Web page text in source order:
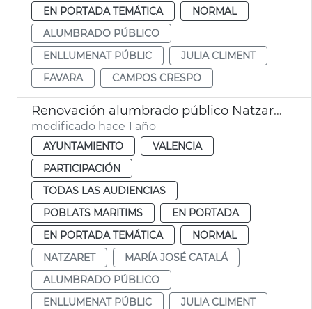
EN PORTADA TEMÁTICA
NORMAL
ALUMBRADO PÚBLICO
ENLLUMENAT PÚBLIC
JULIA CLIMENT
FAVARA
CAMPOS CRESPO
Renovación alumbrado público Natzaret
modificado hace 1 año
AYUNTAMIENTO
VALENCIA
PARTICIPACIÓN
TODAS LAS AUDIENCIAS
POBLATS MARITIMS
EN PORTADA
EN PORTADA TEMÁTICA
NORMAL
NATZARET
MARÍA JOSÉ CATALÁ
ALUMBRADO PÚBLICO
ENLLUMENAT PÚBLIC
JULIA CLIMENT